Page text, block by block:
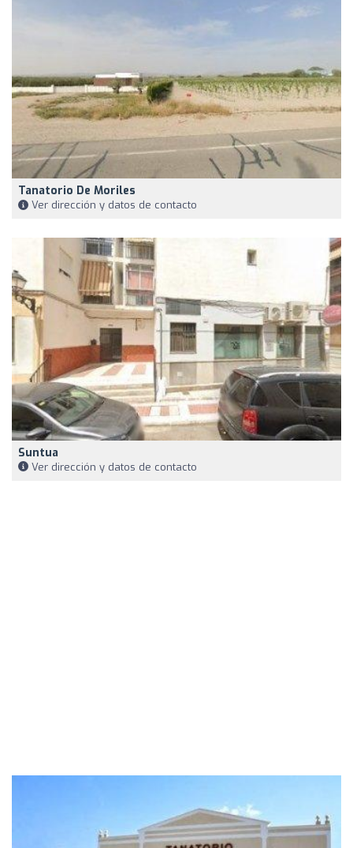
Tanatorio De Moriles
Ver dirección y datos de contacto
Suntua
Ver dirección y datos de contacto